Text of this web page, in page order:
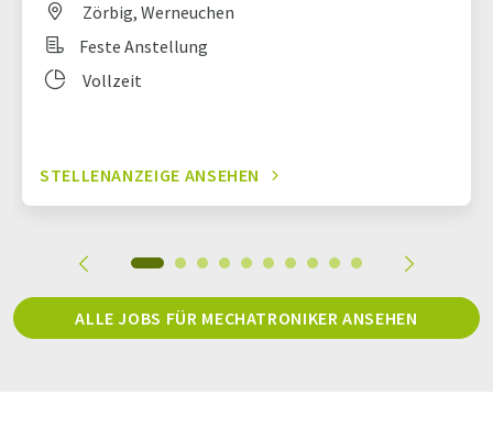
Zörbig, Werneuchen
Feste Anstellung
Vollzeit
STELLENANZEIGE ANSEHEN
ALLE JOBS FÜR MECHATRONIKER ANSEHEN